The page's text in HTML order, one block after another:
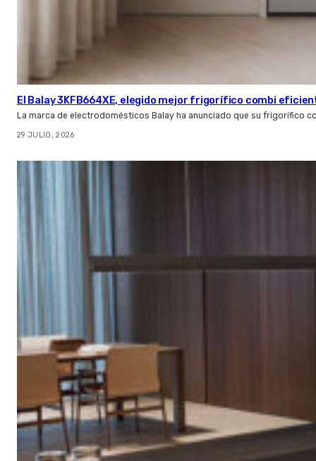
El Balay 3KFB664XE, elegido mejor frigorífico combi
La marca de electrodomésticos Balay ha anunciado que su frigorífico
29 JULIO, 2026